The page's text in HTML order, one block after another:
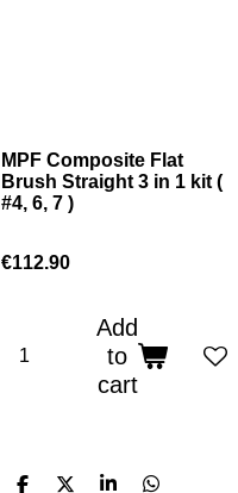
MPF Composite Flat
Brush Straight 3 in 1 kit (
#4, 6, 7 )
€112.90
Add
to
cart